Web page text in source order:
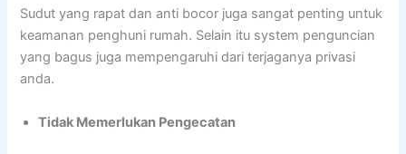
Sudut yang rapat dan anti bocor juga sangat penting untuk
keamanan penghuni rumah. Selain itu system penguncian
yang bagus juga mempengaruhi dari terjaganya privasi
anda.
Tidak Memerlukan Pengecatan